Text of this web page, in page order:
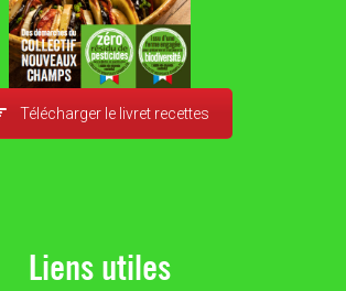
Télécharger le livret recettes
Liens utiles